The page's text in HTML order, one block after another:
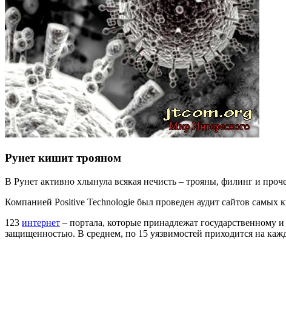
Рунет кишит трояном
В Рунет активно хлынула всякая нечисть – трояны, филинг и
Компанией Positive Technologie был проведен аудит сайтов
123 интернет – портала, которые принадлежат
защищенностью. В среднем, по 15 уязвимостей приходится на